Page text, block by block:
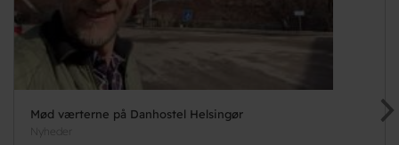
Mød værterne på Danhostel Helsingør